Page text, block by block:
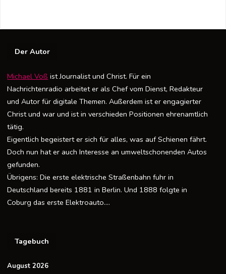
Der Autor
Michael Voß ist Journalist und Christ. Für ein
Nachrichtenradio arbeitet er als Chef vom Dienst, Redakteur
und Autor für digitale Themen. Außerdem ist er engagierter
Christ und war und ist in verschieden Positionen ehrenamtlich
tätig.
Eigentlich begeistert er sich für alles, was auf Schienen fährt.
Doch nun hat er auch Interesse an umweltschonenden Autos
gefunden.
Übrigens: Die erste elektrische Straßenbahn fuhr in
Deutschland bereits 1881 in Berlin. Und 1888 folgte in
Coburg das erste Elektroauto….
Tagebuch
August 2026